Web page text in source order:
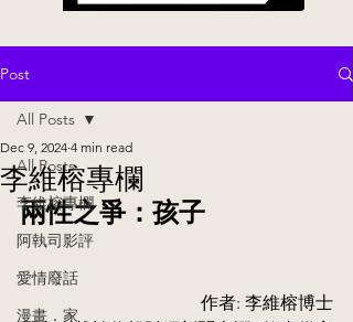
Post
All Posts
李維榕專欄
阿執司影評
愛情廢話
漫畫．家
All Posts
李維榕專欄
Dec 9, 2024 4 min read
兩性之爭：孩子
作者: 李維榕博士